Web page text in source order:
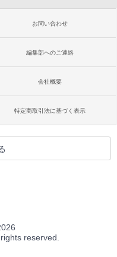
お問い合わせ
編集部へのご連絡
会社概要
特定商取引法に基づく表示
reserved.